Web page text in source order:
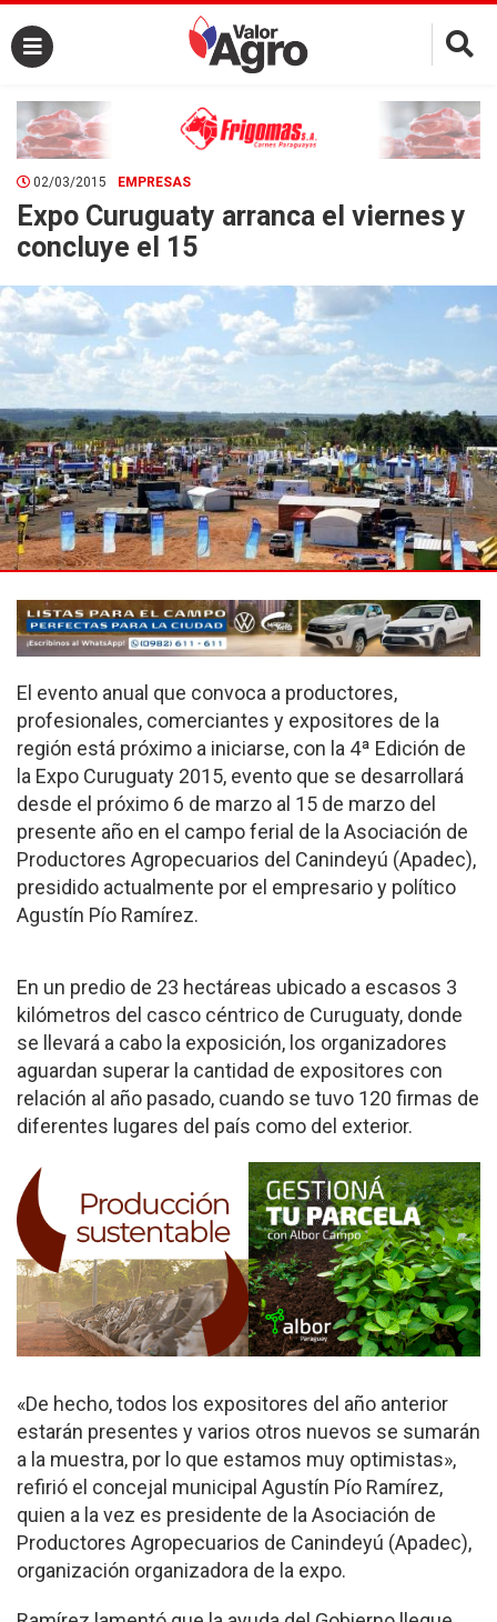
×
02/03/2015 EMPRESAS
Expo Curuguaty arranca el viernes y
concluye el 15
El evento anual que convoca a productores,
profesionales, comerciantes y expositores de la
región está próximo a iniciarse, con la 4ª Edición de
la Expo Curuguaty 2015, evento que se desarrollará
desde el próximo 6 de marzo al 15 de marzo del
presente año en el campo ferial de la Asociación de
Productores Agropecuarios del Canindeyú (Apadec),
presidido actualmente por el empresario y político
Agustín Pío Ramírez.
En un predio de 23 hectáreas ubicado a escasos 3
kilómetros del casco céntrico de Curuguaty, donde
se llevará a cabo la exposición, los organizadores
aguardan superar la cantidad de expositores con
relación al año pasado, cuando se tuvo 120 firmas de
diferentes lugares del país como del exterior.
«De hecho, todos los expositores del año anterior
estarán presentes y varios otros nuevos se sumarán
a la muestra, por lo que estamos muy optimistas»,
refirió el concejal municipal Agustín Pío Ramírez,
quien a la vez es presidente de la Asociación de
Productores Agropecuarios de Canindeyú (Apadec),
organización organizadora de la expo.